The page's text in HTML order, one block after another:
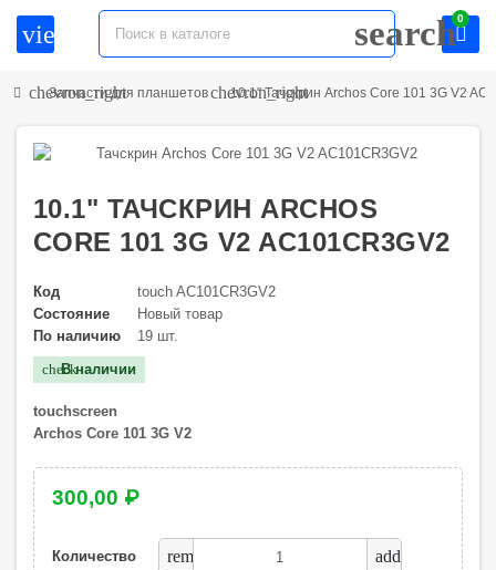
view_headline search0
chevron_right
Запчасти для планшетовchevron_right
10.1" Тачскрин Archos Core 101 3G V2
10.1" ТАЧСКРИН ARCHOS
CORE 101 3G V2 AC101CR3GV2
Код
touch AC101CR3GV2
Состояние
Новый товар
По наличию
19 шт.
check
В наличии
touchscreen
Archos Core 101 3G V2
300,00 ₽
Количество remove add